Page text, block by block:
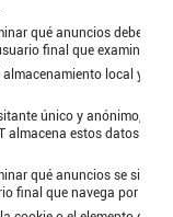
qué anuncios deben
final que examina el
local y la
único y anónimo, que
almacena estos datos en
qué anuncios se sirven
final que navega por el